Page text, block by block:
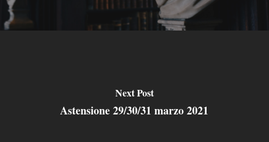
Next Post
Astensione 29/30/31 marzo 2021